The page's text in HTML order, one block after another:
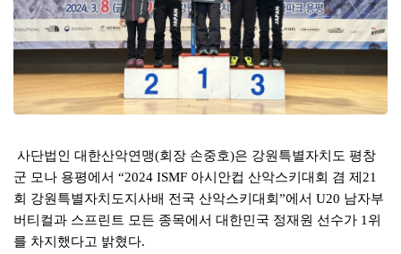
사단법인 대한산악연맹(회장 손중호)은 강원특별자치도 평창
군 모나 용평에서 “2024 ISMF 아시안컵 산악스키대회 겸 제21
회 강원특별자치도지사배 전국 산악스키대회”에서 U20 남자부
버티컬과 스프린트 모든 종목에서 대한민국 정재원 선수가 1 위
를 차지했다고 밝혔다.